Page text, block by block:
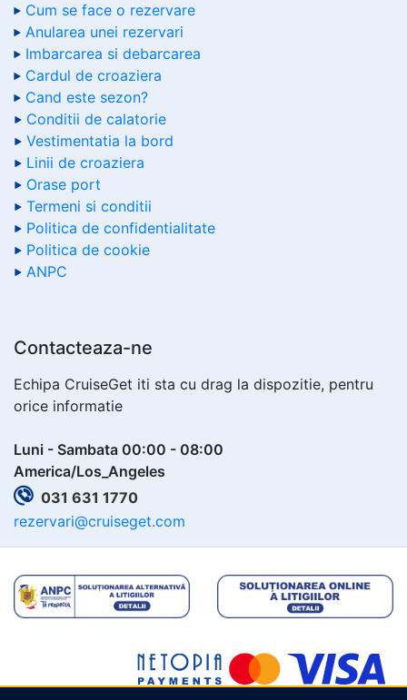
Cum se face o rezervare
Anularea unei rezervari
Imbarcarea si debarcarea
Cardul de croaziera
Cand este sezon?
Conditii de calatorie
Vestimentatia la bord
Linii de croaziera
Orase port
Termeni si conditii
Politica de confidentialitate
Politica de cookie
ANPC
Contacteaza-ne
Echipa CruiseGet iti sta cu drag la dispozitie, pentru
orice informatie
Luni - Sambata 00:00 - 08:00
America/Los_Angeles
031 631 1770
rezervari@cruiseget.com